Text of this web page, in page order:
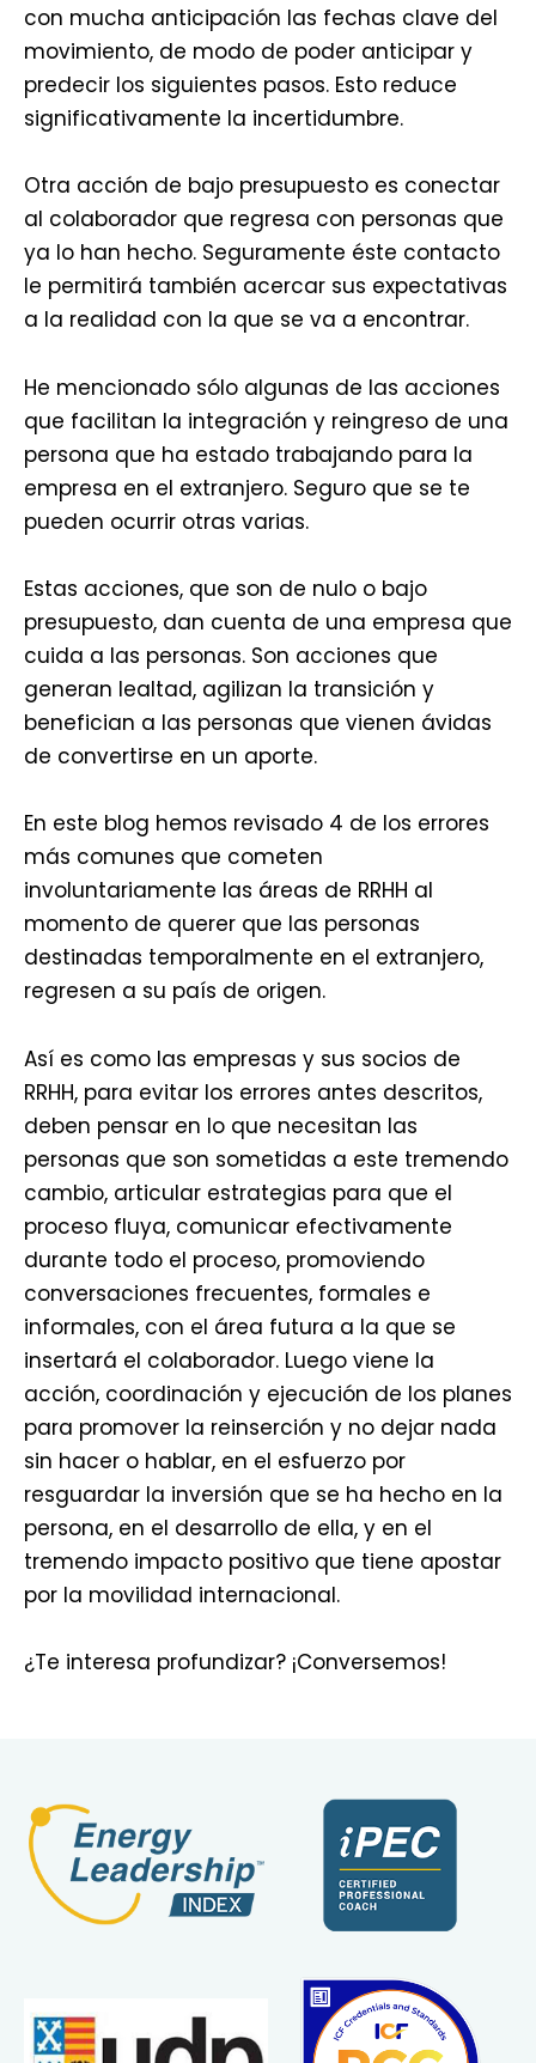
con mucha anticipación las fechas clave del
movimiento, de modo de poder anticipar y
predecir los siguientes pasos. Esto reduce
significativamente la incertidumbre.
Otra acción de bajo presupuesto es conectar
al colaborador que regresa con personas que
ya lo han hecho. Seguramente éste contacto
le permitirá también acercar sus expectativas
a la realidad con la que se va a encontrar.
He mencionado sólo algunas de las acciones
que facilitan la integración y reingreso de una
persona que ha estado trabajando para la
empresa en el extranjero. Seguro que se te
pueden ocurrir otras varias.
Estas acciones, que son de nulo o bajo
presupuesto, dan cuenta de una empresa que
cuida a las personas. Son acciones que
generan lealtad, agilizan la transición y
benefician a las personas que vienen ávidas
de convertirse en un aporte.
En este blog hemos revisado 4 de los errores
más comunes que cometen
involuntariamente las áreas de RRHH al
momento de querer que las personas
destinadas temporalmente en el extranjero,
regresen a su país de origen.
Así es como las empresas y sus socios de
RRHH, para evitar los errores antes descritos,
deben pensar en lo que necesitan las
personas que son sometidas a este tremendo
cambio, articular estrategias para que el
proceso fluya, comunicar efectivamente
durante todo el proceso, promoviendo
conversaciones frecuentes, formales e
informales, con el área futura a la que se
insertará el colaborador. Luego viene la
acción, coordinación y ejecución de los planes
para promover la reinserción y no dejar nada
sin hacer o hablar, en el esfuerzo por
resguardar la inversión que se ha hecho en la
persona, en el desarrollo de ella, y en el
tremendo impacto positivo que tiene apostar
por la movilidad internacional.
¿Te interesa profundizar? ¡Conversemos!